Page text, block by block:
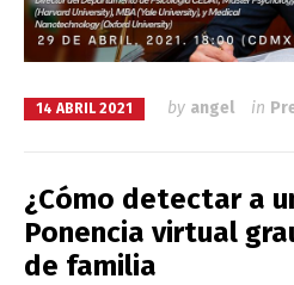
14 ABRIL 2021 by angel in
¿Cómo detectar a
Ponencia virtual
de familia